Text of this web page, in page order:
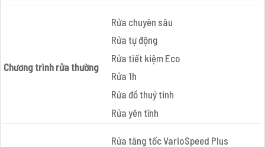
Chương trình rửa thường
Rửa chuyên sâu
Rửa tự động
Rửa tiết kiệm Eco
Rửa 1h
Rửa đồ thuỷ tinh
Rửa yên tĩnh
Rửa tăng tốc VarioSpeed Plus